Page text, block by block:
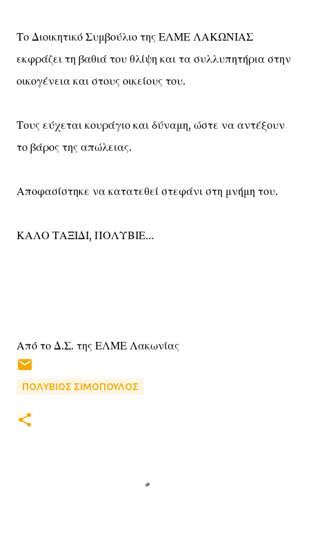
Το Διοικητικό Συμβούλιο της ΕΛΜΕ ΛΑΚΩΝΙΑΣ
εκφράζει τη βαθιά του θλίψη και τα συλλυπητήρια στην
οικογένεια και στους οικείους του.
Τους εύχεται κουράγιο και δύναμη, ώστε να αντέξουν
το βάρος της απώλειας.
Αποφασίστηκε να κατατεθεί στεφάνι στη μνήμη του.
ΚΑΛΟ ΤΑΞΙΔΙ, ΠΟΛΥΒΙΕ…
Από το Δ.Σ. της ΕΛΜΕ Λακωνίας
ΠΟΛΥΒΙΟΣ ΣΙΜΟΠΟΥΛΟΣ